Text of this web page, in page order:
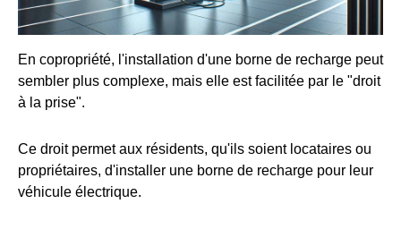
En copropriété, l'installation d'une borne de recharge peut
sembler plus complexe, mais elle est facilitée par le "droit
à la prise".
Ce droit permet aux résidents, qu'ils soient locataires ou
propriétaires, d'installer une borne de recharge pour leur
véhicule électrique.